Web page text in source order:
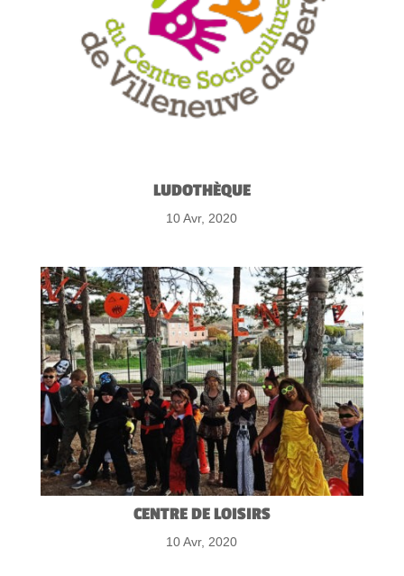
LUDOTHÈQUE
10 Avr, 2020
CENTRE DE LOISIRS
10 Avr, 2020